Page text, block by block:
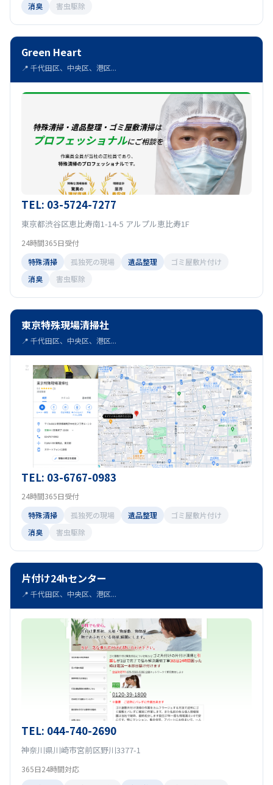
消臭
害虫駆除
Green Heart
📍 千代田区、中央区、港区...
TEL: 03-5724-7277
東京都渋谷区恵比寿南1-14-5 アルプル恵比寿1F
24時間365日受付
特殊清掃
孤独死の現場 遺品整理
ゴミ屋敷片付け
消臭
害虫駆除
東京特殊現場清掃社
📍 千代田区、中央区、港区...
TEL: 03-6767-0983
24時間365日受付
特殊清掃
孤独死の現場 遺品整理
ゴミ屋敷片付け
消臭
害虫駆除
片付け24hセンター
📍 千代田区、中央区、港区...
TEL: 044-740-2690
神奈川県川崎市宮前区野川3377-1
365日24時間対応